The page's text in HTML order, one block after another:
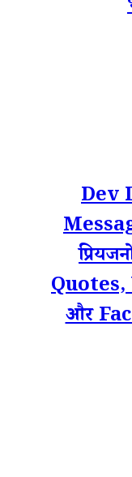
Dev
और